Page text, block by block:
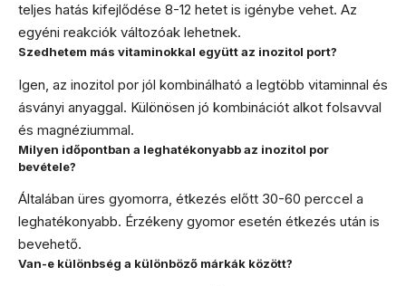
teljes hatás kifejlődése 8-12 hetet is igénybe vehet. Az
egyéni reakciók változóak lehetnek.
Szedhetem más vitaminokkal együtt az inozitol port?
Igen, az inozitol por jól kombinálható a legtöbb vitaminnal és
ásványi anyaggal. Különösen jó kombinációt alkot folsavval
és magnéziummal.
Milyen időpontban a leghatékonyabb az inozitol por
bevétele?
Általában üres gyomorra, étkezés előtt 30-60 perccel a
leghatékonyabb. Érzékeny gyomor esetén étkezés után is
bevehető.
Van-e különbség a különböző márkák között?